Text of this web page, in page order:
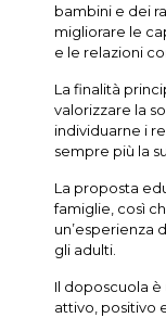
bambini e dei
migliorare le
e le relazioni
La finalità
valorizzare la
individuarne i
sempre più la
La proposta
famiglie, così
un’esperienza
gli adulti.
Il doposcuola
attivo, positivo